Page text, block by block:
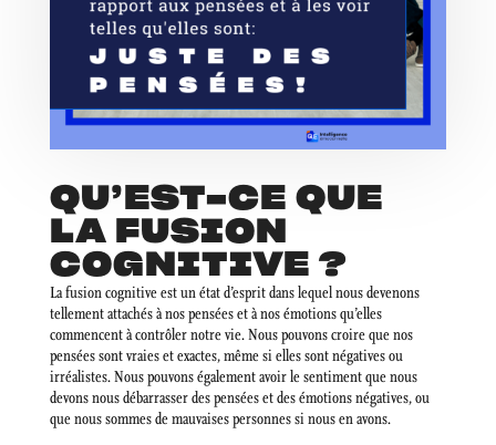
QU’EST-CE QUE
LA FUSION
COGNITIVE ?
La fusion cognitive est un état d’esprit dans lequel nous devenons
tellement attachés à nos pensées et à nos émotions qu’elles
commencent à contrôler notre vie. Nous pouvons croire que nos
pensées sont vraies et exactes, même si elles sont négatives ou
irréalistes. Nous pouvons également avoir le sentiment que nous
devons nous débarrasser des pensées et des émotions négatives, ou
que nous sommes de mauvaises personnes si nous en avons.